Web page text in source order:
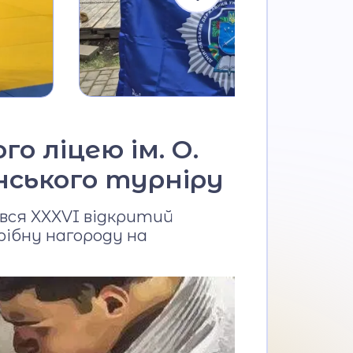
ліцею ім. О.
турніру
XXXVI відкритий
нагороду на